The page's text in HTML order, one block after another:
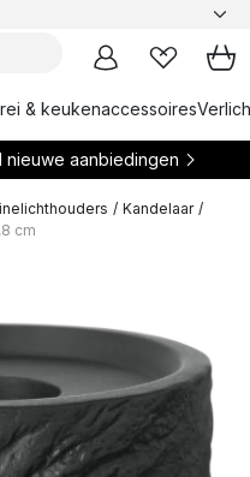
& keukenaccessoires
aanbiedingen
/ Kandelaar /
cm